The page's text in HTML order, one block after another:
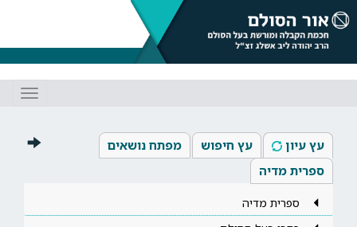
עץ עיון עץ חיפוש
מפתח נושאים
ספרית מדיה
ספרית מדיה